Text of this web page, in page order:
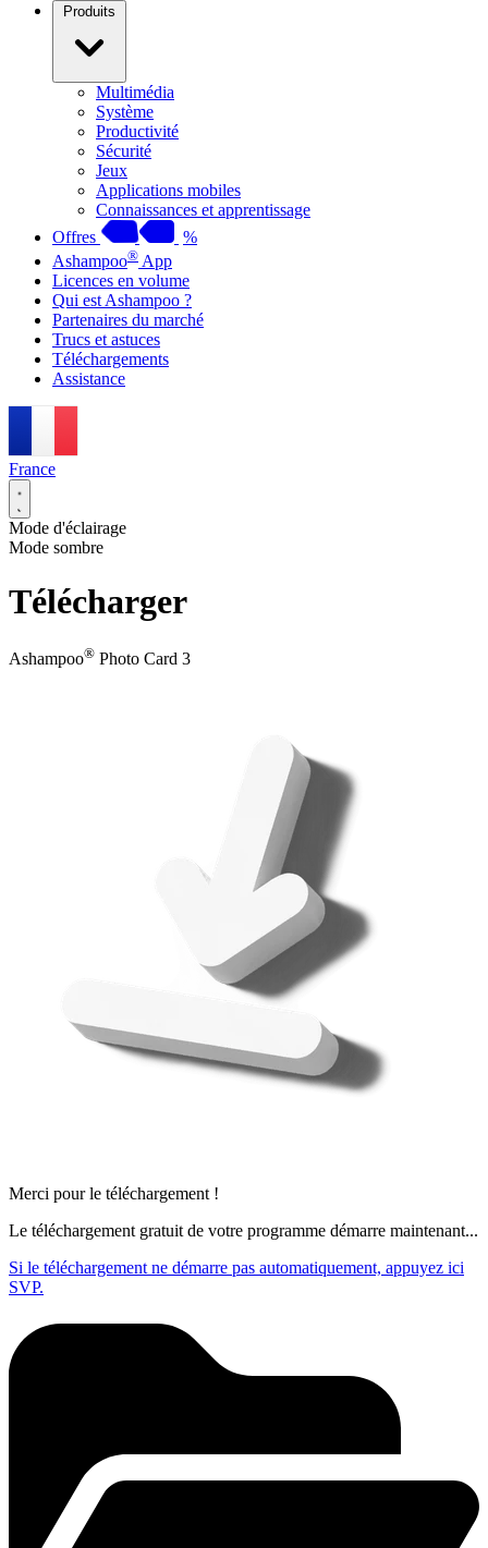
Produits
Multimédia
Système
Productivité
Sécurité
Jeux
Applications mobiles
Connaissances et apprentissage
Offres
%
Ashampoo® App
Licences en volume
Qui est Ashampoo ?
Partenaires du marché
Trucs et astuces
Téléchargements
Assistance
France
Mode d'éclairage
Mode sombre
Télécharger
Ashampoo® Photo Card 3
Merci pour le téléchargement !
Le téléchargement gratuit de votre programme démarre maintenant...
Si le téléchargement ne démarre pas automatiquement, appuyez ici
SVP.